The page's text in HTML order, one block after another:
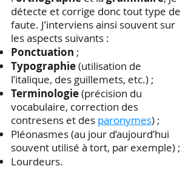
détecte et corrige donc tout type de
faute. J’interviens ainsi souvent sur
les aspects suivants :
Ponctuation ;
Typographie(utilisation de
l’italique, des guillemets, etc.) ;
Terminologie(précision du
vocabulaire, correction des
contresens et des paronymes) ;
Pléonasmes (au jour d’aujourd’hui
souvent utilisé à tort, par exemple) ;
Lourdeurs.